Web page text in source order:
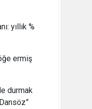
yıllık %
ermiş
durmak